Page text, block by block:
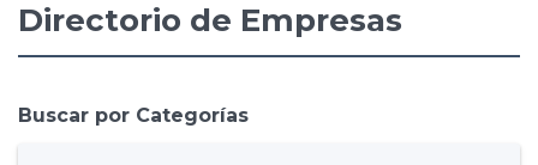
Directorio de Empresas
Buscar por Categorías